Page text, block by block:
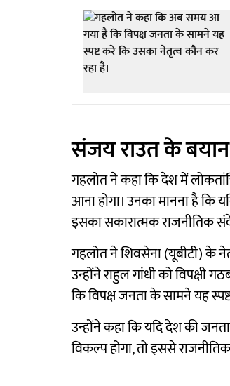
संजय राउत के
गहलोत ने कहा कि देश में
आना होगा। उनका मानना है कि
इसका सकारात्मक राजनीतिक
गहलोत ने शिवसेना (यूबीटी) के
उन्होंने राहुल गांधी को
कि विपक्ष जनता के सामने यह
उन्होंने कहा कि यदि देश की
विकल्प होगा, तो इससे